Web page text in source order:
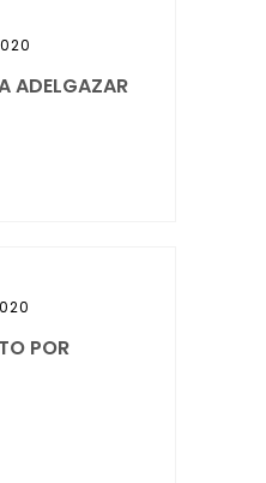
ADELGAZAR
POR